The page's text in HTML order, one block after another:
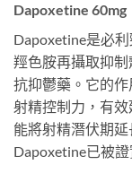
Dapoxetine
Dapoxetine是必
羥色胺再攝取抑
抗抑鬱藥。它的
射精控制力，有
能將射精潛伏期
Dapoxetine已被